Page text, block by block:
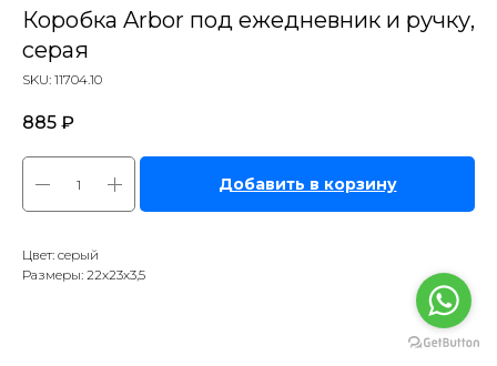
Коробка Arbor под ежедневник и ручку,
серая
SKU: 11704.10
885 ₽
Добавить в корзину
Цвет: серый
Размеры: 22х23х3,5